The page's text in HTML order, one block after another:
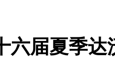
六届夏季